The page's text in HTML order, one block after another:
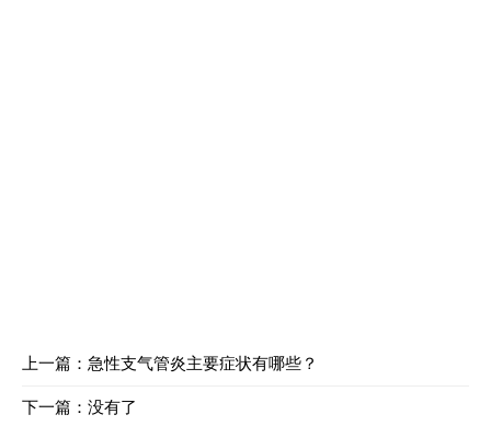
上一篇： 急性支气管炎主要症状有哪些？
下一篇：没有了